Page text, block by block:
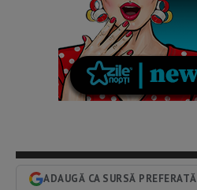
ADAUGĂ CA SURSĂ PREFERATĂ